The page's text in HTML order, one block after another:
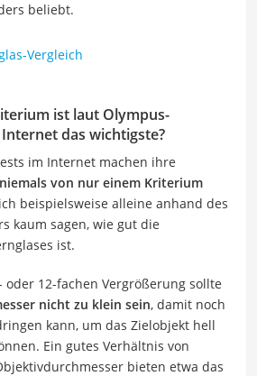
beliebt.
Vergleich
ist laut Olympus-
das wichtigste?
im Internet machen ihre
von nur einem Kriterium
beispielsweise alleine anhand des
kaum sagen, wie gut die
ist.
oder 12-fachen Vergrößerung sollte
nicht zu klein sein, damit noch
kann, um das Zielobjekt hell
Ein gutes Verhältnis von
bieten etwa das